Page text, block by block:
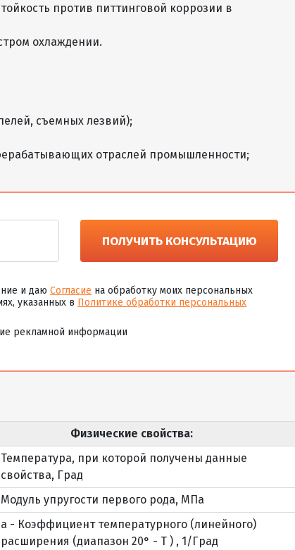
против питтинговой коррозии в
охлаждении.
съемных лезвий);
отраслей промышленности;
ПОЛУЧИТЬ КОНСУЛЬТАЦИЮ
и даюСогласие на обработку моих персональных
указанных в Политике обработки персональных
рекламной информации
Физические свойства:
Температура, при которой получены данные
свойства, Град
Модуль упругости первого рода, МПа
a - Коэффициент температурного (линейного)
расширения (диапазон 20° - T ) , 1/Град